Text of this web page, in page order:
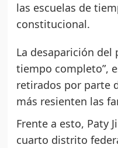
las escuelas de
constitucional.
La desaparición del
tiempo completo”,
retirados por parte
más resienten las
Frente a esto, Paty
cuarto distrito